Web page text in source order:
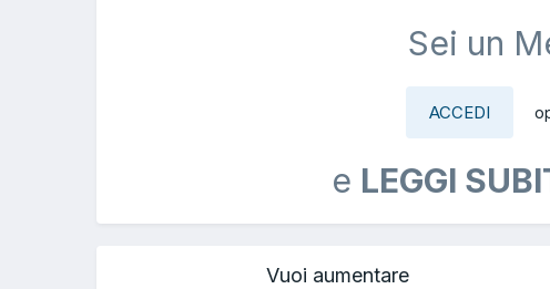
Sei un
ACCEDI
e LEGGI
Vuoi aumentare